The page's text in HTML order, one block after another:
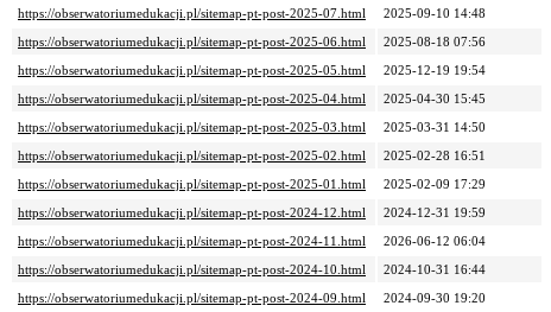
https://obserwatoriumedukacji.pl/sitemap-pt-post-2025-07.html
2025-09-10 14:48
https://obserwatoriumedukacji.pl/sitemap-pt-post-2025-06.html
2025-08-18 07:56
https://obserwatoriumedukacji.pl/sitemap-pt-post-2025-05.html
2025-12-19 19:54
https://obserwatoriumedukacji.pl/sitemap-pt-post-2025-04.html
2025-04-30 15:45
https://obserwatoriumedukacji.pl/sitemap-pt-post-2025-03.html
2025-03-31 14:50
https://obserwatoriumedukacji.pl/sitemap-pt-post-2025-02.html
2025-02-28 16:51
https://obserwatoriumedukacji.pl/sitemap-pt-post-2025-01.html
2025-02-09 17:29
https://obserwatoriumedukacji.pl/sitemap-pt-post-2024-12.html
2024-12-31 19:59
https://obserwatoriumedukacji.pl/sitemap-pt-post-2024-11.html
2026-06-12 06:04
https://obserwatoriumedukacji.pl/sitemap-pt-post-2024-10.html
2024-10-31 16:44
https://obserwatoriumedukacji.pl/sitemap-pt-post-2024-09.html
2024-09-30 19:20